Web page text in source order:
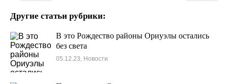
Другие статьи рубрики:
В это Рождество районы Ориуэлы остались
без света
05.12.23, Новости